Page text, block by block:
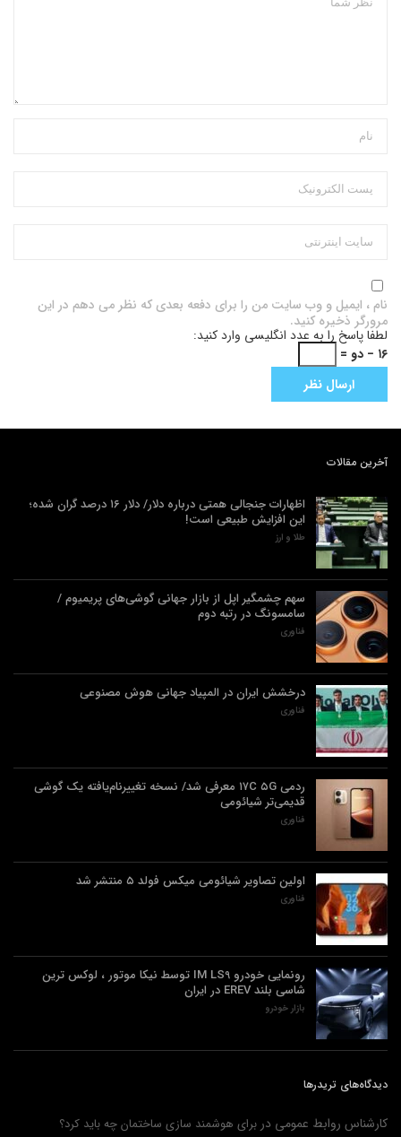
نام ، ایمیل و وب سایت من را برای دفعه بعدی که نظر می دهم در این
مرورگر ذخیره کنید.
لطفا پاسخ را به عدد انگلیسی وارد کنید:
۱۶ − دو =
آخرین مقالات
اظهارات جنجالی همتی درباره دلار/ دلار ۱۶ درصد گران شده؛
این افزایش طبیعی است!
طلا و ارز
سهم چشمگیر اپل از بازار جهانی گوشی‌های پریمیوم /
سامسونگ در رتبه دوم
فناوری
درخشش ایران در المپیاد جهانی هوش مصنوعی
فناوری
ردمی ۱۷C ۵G معرفی شد/ نسخه تغییرنام‌یافته یک گوشی
قدیمی‌تر شیائومی
فناوری
اولین تصاویر شیائومی میکس فولد ۵ منتشر شد
فناوری
رونمایی خودرو IM LS9 توسط نیکا موتور ، لوکس ترین
شاسی بلند EREV در ایران
بازار خودرو
دیدگاه‌های تریدرها
کارشناس روابط عمومی در برای هوشمند سازی ساختمان چه باید کرد؟